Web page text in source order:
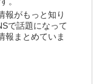
報がもっと知り
で話題になって
報まとめていま